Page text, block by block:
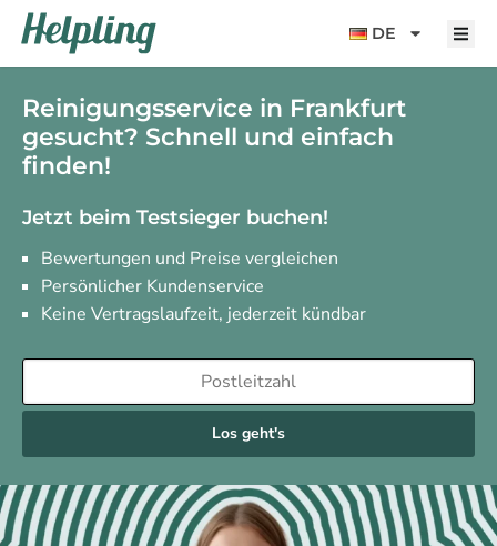
springen
DE
Reinigungsservice in Frankfurt
gesucht? Schnell und einfach
finden!
Jetzt beim Testsieger buchen!
Bewertungen und Preise vergleichen
Persönlicher Kundenservice
Keine Vertragslaufzeit, jederzeit kündbar
Los geht's